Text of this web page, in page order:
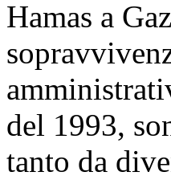
Hamas a
del 1993,
tanto da